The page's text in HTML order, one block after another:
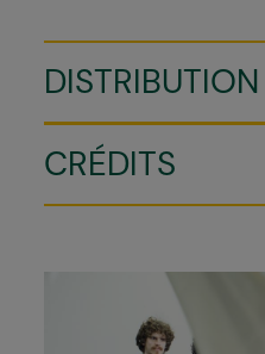
DISTRIBUTION
CRÉDITS